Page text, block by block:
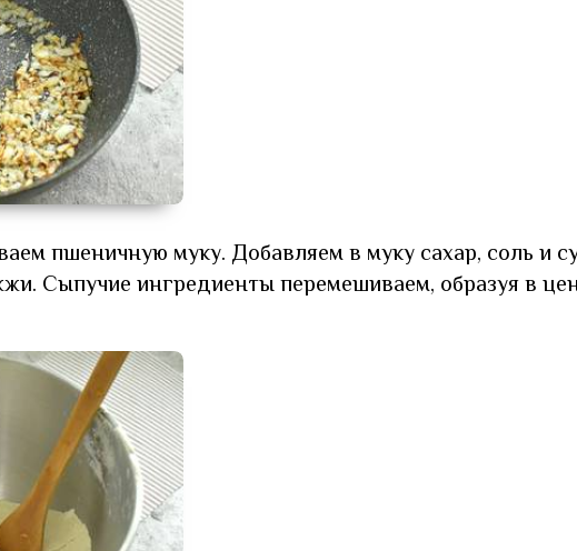
пшеничную муку. Добавляем в муку сахар, соль и
Сыпучие ингредиенты перемешиваем, образуя в